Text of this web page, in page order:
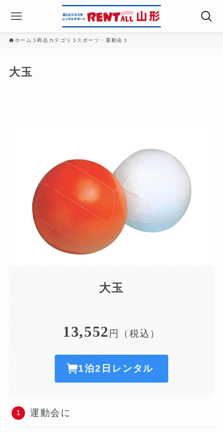
ホーム 商品カテゴリ スポーツ・運動会
大玉
大玉
13,552 円（税込）
1泊2日レンタル
運動会に